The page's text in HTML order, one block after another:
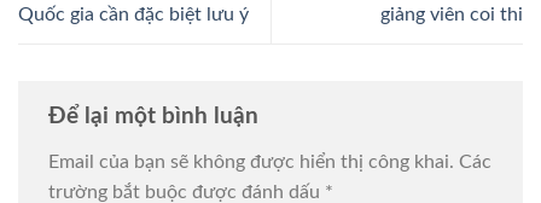
Quốc gia cần đặc biệt lưu ý
giảng viên coi thi
Để lại một bình luận
Email của bạn sẽ không được hiển thị công khai. Các
trường bắt buộc được đánh dấu *